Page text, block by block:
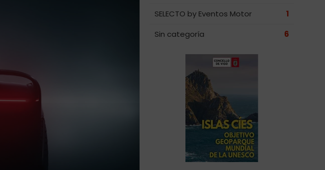
SELECTO by Eventos Motor
1
Sin categoría
6